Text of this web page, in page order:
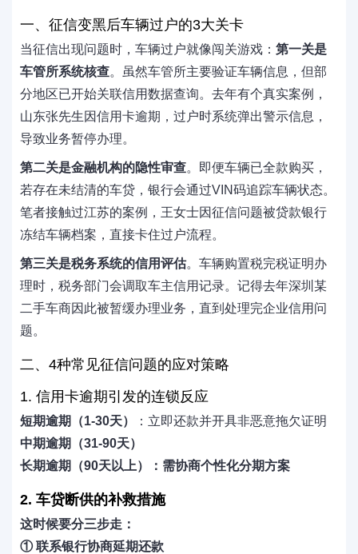
一、征信变黑后车辆过户的3大关卡
当征信出现问题时，车辆过户就像闯关游戏： 第一关是
车管所系统核查。虽然车管所主要验证车辆信息，但部
分地区已开始关联信用数据查询。去年有个真实案例，
山东张先生因信用卡逾期，过户时系统弹出警示信息，
导致业务暂停办理。
第二关是金融机构的隐性审查。即便车辆已全款购买，
若存在未结清的车贷，银行会通过VIN码追踪车辆状态。
笔者接触过江苏的案例，王女士因征信问题被贷款银行
冻结车辆档案，直接卡住过户流程。
第三关是税务系统的信用评估。车辆购置税完税证明办
理时，税务部门会调取车主信用记录。记得去年深圳某
二手车商因此被暂缓办理业务，直到处理完企业信用问
题。
二、4种常见征信问题的应对策略
1. 信用卡逾期引发的连锁反应
短期逾期（1-30天）
：立即还款并开具非恶意拖欠证明
中期逾期（31-90天）
长期逾期（90天以上）
：需协商个性化分期方案
2. 车贷断供的补救措施
这时候要分三步走：
① 联系银行协商延期还款